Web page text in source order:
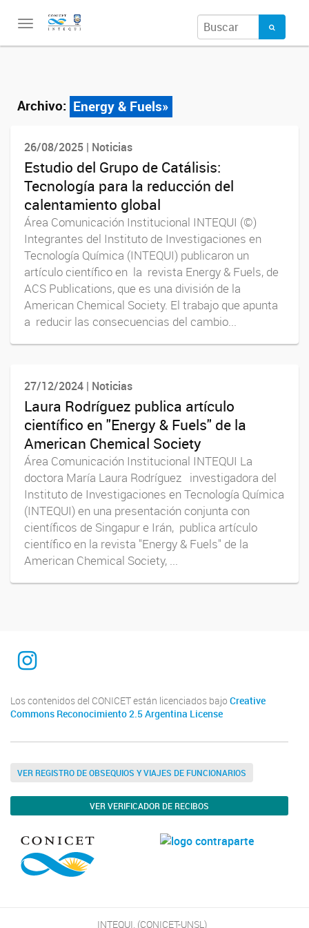
Toggle
Archivo: Energy & Fuels»
26/08/2025 | Noticias
Estudio del Grupo de Catálisis:
Tecnología para la reducción del
calentamiento global
Área Comunicación Institucional INTEQUI (©)
Integrantes del Instituto de Investigaciones en
Tecnología Química (INTEQUI) publicaron un
artículo científico en la revista Energy & Fuels, de
ACS Publications, que es una división de la
American Chemical Society. El trabajo que apunta
a reducir las consecuencias del cambio...
27/12/2024 | Noticias
Laura Rodríguez publica artículo
científico en "Energy & Fuels" de la
American Chemical Society
Área Comunicación Institucional INTEQUI La
doctora María Laura Rodríguez investigadora del
Instituto de Investigaciones en Tecnología Química
(INTEQUI) en una presentación conjunta con
científicos de Singapur e Irán, publica artículo
científico en la revista "Energy & Fuels" de la
American Chemical Society, ...
INTEQUI
Los contenidos del CONICET están licenciados bajo Creative
Commons Reconocimiento 2.5 Argentina License
VER REGISTRO DE OBSEQUIOS Y VIAJES DE FUNCIONARIOS
VER VERIFICADOR DE RECIBOS
INTEQUI, (CONICET-UNSL)